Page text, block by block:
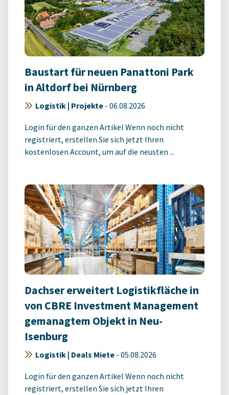
Baustart für neuen Panattoni Park
in Altdorf bei Nürnberg
Logistik | Projekte - 06.08.2026
Login für den ganzen Artikel Wenn noch nicht
registriert, erstellen Sie sich jetzt Ihren
kostenlosen Account, um auf die neusten ...
Dachser erweitert Logistikfläche in
von CBRE Investment Management
gemanagtem Objekt in Neu-
Isenburg
Logistik | Deals Miete - 05.08.2026
Login für den ganzen Artikel Wenn noch nicht
registriert, erstellen Sie sich jetzt Ihren